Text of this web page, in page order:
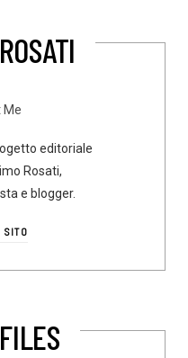
editoriale
Rosati,
e blogger.
SITO